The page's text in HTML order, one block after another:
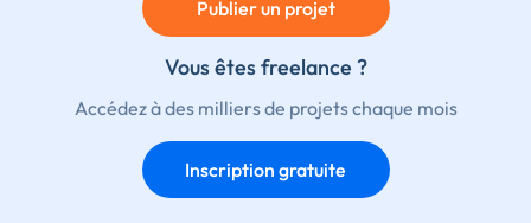
Publier un projet
Vous êtes freelance ?
Accédez à des milliers de projets chaque mois
Inscription gratuite